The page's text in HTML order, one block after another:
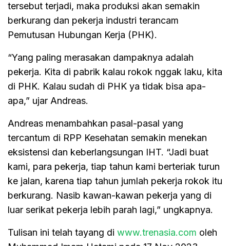
tersebut terjadi, maka produksi akan semakin
berkurang dan pekerja industri terancam
Pemutusan Hubungan Kerja (PHK).
“Yang paling merasakan dampaknya adalah
pekerja. Kita di pabrik kalau rokok nggak laku, kita
di PHK. Kalau sudah di PHK ya tidak bisa apa-
apa,” ujar Andreas.
Andreas menambahkan pasal-pasal yang
tercantum di RPP Kesehatan semakin menekan
eksistensi dan keberlangsungan IHT. “Jadi buat
kami, para pekerja, tiap tahun kami berteriak turun
ke jalan, karena tiap tahun jumlah pekerja rokok itu
berkurang. Nasib kawan-kawan pekerja yang di
luar serikat pekerja lebih parah lagi,” ungkapnya.
Tulisan ini telah tayang di www.trenasia.com oleh